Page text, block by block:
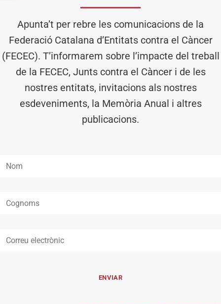
Apunta’t per rebre les comunicacions de la
Federació Catalana d’Entitats contra el Càncer
(FECEC). T’informarem sobre l’impacte del treball
de la FECEC, Junts contra el Càncer i de les
nostres entitats, invitacions als nostres
esdeveniments, la Memòria Anual i altres
publicacions.